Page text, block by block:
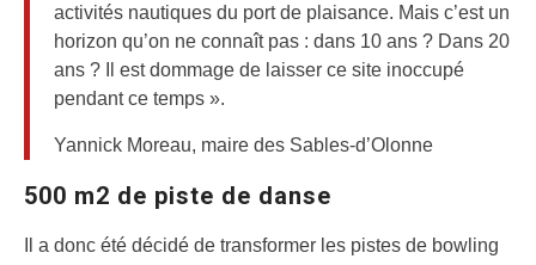
activités nautiques du port de plaisance. Mais c’est un
horizon qu’on ne connaît pas : dans 10 ans ? Dans 20
ans ? Il est dommage de laisser ce site inoccupé
pendant ce temps ».
Yannick Moreau, maire des Sables-d’Olonne
500 m2 de piste de danse
Il a donc été décidé de transformer les pistes de bowling